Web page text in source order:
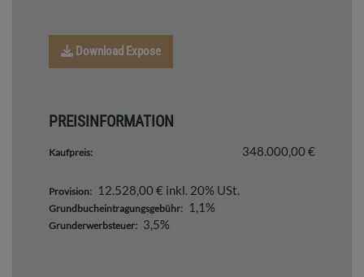
Download Expose
PREISINFORMATION
Kaufpreis: 348.000,00 €
Provision: 12.528,00 € inkl. 20% USt.
Grundbucheintragungsgebühr: 1,1%
Grunderwerbsteuer: 3,5%